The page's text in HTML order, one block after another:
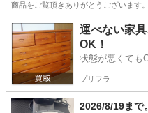
商品をご覧頂きありがとうございます
東京 大田区 西馬込駅 そ
運べない家
OK！
状態が悪くても
プリフラ
2026/8/19まで